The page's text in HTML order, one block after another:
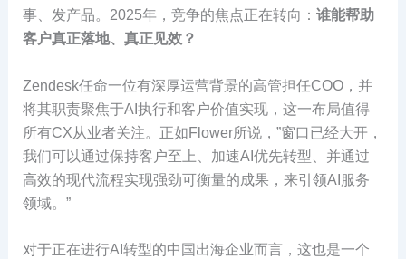
事、发产品。2025年，竞争的焦点正在转向： 谁能帮助
客户真正落地、真正见效？
Zendesk任命一位有深厚运营背景的高管担任COO，并
将其职责聚焦于AI执行和客户价值实现，这一布局值得
所有CX从业者关注。正如Flower所说，”窗口已经大开，
我们可以通过保持客户至上、加速AI优先转型、并通过
高效的现代流程实现强劲可衡量的成果，来引领AI服务
领域。”
对于正在进行AI转型的中国出海企业而言，这也是一个